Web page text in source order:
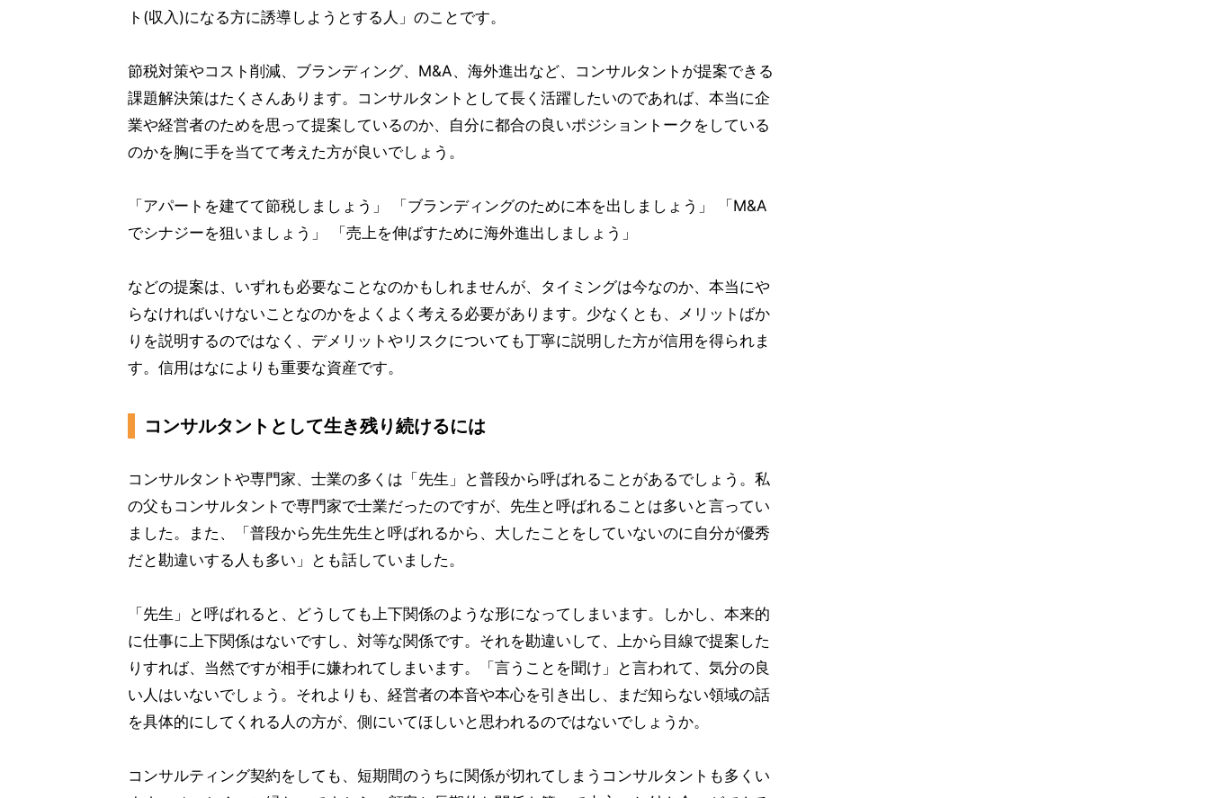
ト(収入)になる方に誘導しようとする人」のことです。
節税対策やコスト削減、ブランディング、M&A、海外進出など、コンサルタントが提案できる
課題解決策はたくさんあります。コンサルタントとして長く活躍したいのであれば、本当に企
業や経営者のためを思って提案しているのか、自分に都合の良いポジショントークをしている
のかを胸に手を当てて考えた方が良いでしょう。
「アパートを建てて節税しましょう」 「ブランディングのために本を出しましょう」 「M&A
でシナジーを狙いましょう」 「売上を伸ばすために海外進出しましょう」
などの提案は、いずれも必要なことなのかもしれませんが、タイミングは今なのか、本当にや
らなければいけないことなのかをよくよく考える必要があります。少なくとも、メリットばか
りを説明するのではなく、デメリットやリスクについても丁寧に説明した方が信用を得られま
す。信用はなによりも重要な資産です。
コンサルタントとして生き残り続けるには
コンサルタントや専門家、士業の多くは「先生」と普段から呼ばれることがあるでしょう。私
の父もコンサルタントで専門家で士業だったのですが、先生と呼ばれることは多いと言ってい
ました。また、「普段から先生先生と呼ばれるから、大したことをしていないのに自分が優秀
だと勘違いする人も多い」とも話していました。
「先生」と呼ばれると、どうしても上下関係のような形になってしまいます。しかし、本来的
に仕事に上下関係はないですし、対等な関係です。それを勘違いして、上から目線で提案した
りすれば、当然ですが相手に嫌われてしまいます。「言うことを聞け」と言われて、気分の良
い人はいないでしょう。それよりも、経営者の本音や本心を引き出し、まだ知らない領域の話
を具体的にしてくれる人の方が、側にいてほしいと思われるのではないでしょうか。
コンサルティング契約をしても、短期間のうちに関係が切れてしまうコンサルタントも多くい